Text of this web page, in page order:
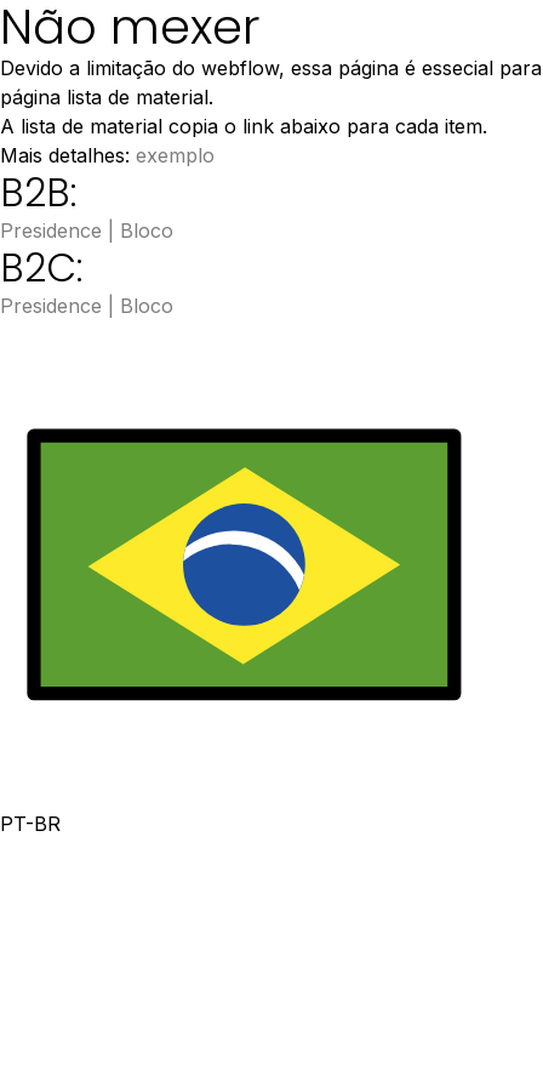
Não mexer
Devido a limitação do webflow, essa página é essecial para
página lista de material.
A lista de material copia o link abaixo para cada item.
Mais detalhes: exemplo
B2B:
Presidence | Bloco
B2C:
Presidence | Bloco
PT-BR